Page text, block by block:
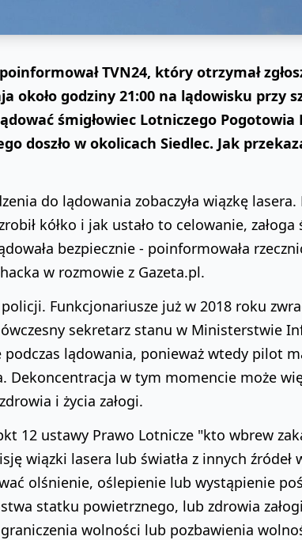
TVN24, który otrzymał
około godziny 21:00 na lądowisku przy
śmigłowiec Lotniczego
doszło w okolicach Siedlec. Jak
do lądowania zobaczyła wiązkę
kółko i jak ustało to celowanie,
bezpiecznie - poinformowała
w rozmowie z Gazeta.pl.
policji. Funkcjonariusze już w 2018 roku
ówczesny sekretarz stanu w Ministerstwie
podczas lądowania, ponieważ wtedy pilot
Dekoncentracja w tym momencie może
i życia załogi.
12 ustawy Prawo Lotnicze "kto wbrew
wiązki lasera lub światła z innych
olśnienie, oślepienie lub wystąpienie
statku powietrznego, lub zdrowia
wolności lub pozbawienia